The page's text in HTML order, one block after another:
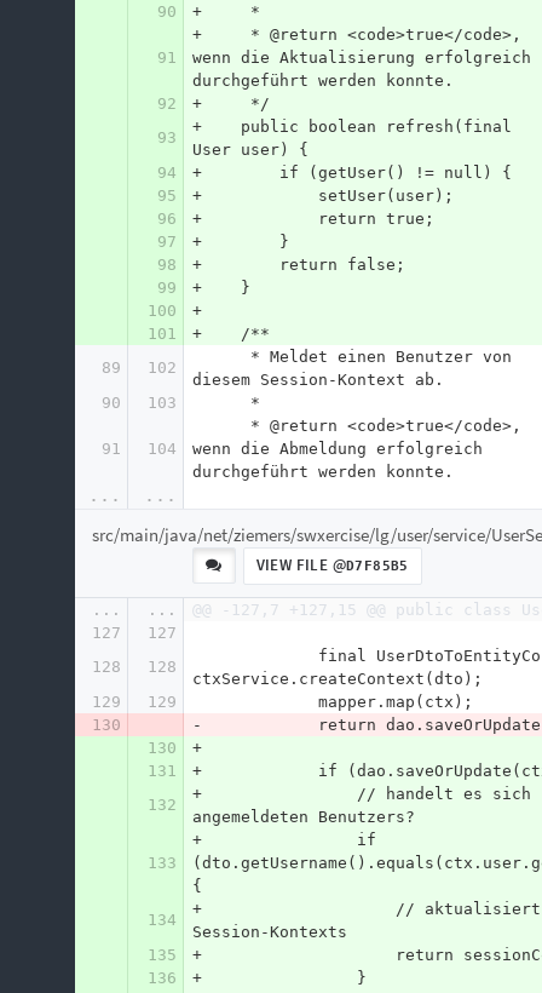
90
+     *
91
+     * @return <code>true</code>,
wenn die Aktualisierung erfolgreich
durchgeführt werden konnte.
92
+     */
93
+    public boolean refresh(final
User user) {
94
+        if (getUser() != null) {
95
+            setUser(user);
96
+            return true;
97
+        }
98
+        return false;
99
+    }
100
+
101
+    /**
89
102
diesem Session-Kontext ab.
90
103
      *
91 104
wenn die Abmeldung erfolgreich
durchgeführt werden konnte.
... ...
src/main/java/net/ziemers/swxercise/lg/user/service/
VIEW FILE @D7F85B5
... ...
@@ -127,7 +127,15 @@ public class
127
127
128
128
ctxService.createContext(dto);
129
129
             mapper.map(ctx);
130
-            return
130
+
131
+            if
132
+                // handelt es sich um
angemeldeten Benutzers?
133
+                if
{
134
+                    // aktualisiert
Session-Kontexts
135
+                    return
136
+                }